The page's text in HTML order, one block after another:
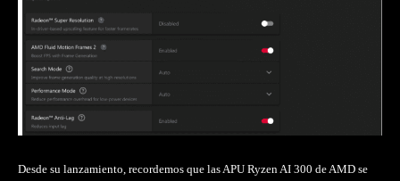
Desde su lanzamiento, recordemos que las APU Ryzen AI 300 de AMD se